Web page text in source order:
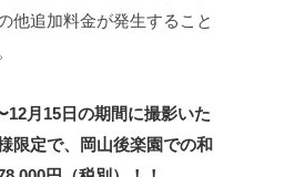
他追加料金が発生すること
12月15日の期間に撮影いた
限定で、岡山後楽園での和